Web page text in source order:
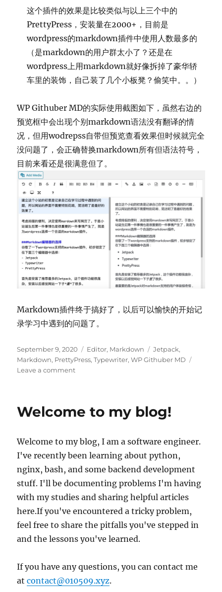
这个插件的效果是比较类似与以上三个中的
PrettyPress，安装量在2000+，目前是
wordpress的markdown插件中使用人数最多的
（是markdown的用户群太小了？还是在
wordpress上用markdown就好像拆掉了豪华轿
车里的装饰，自己装了几个小板凳？偷笑中。。）
WP Githuber MD的实际使用截图如下，虽然右边的
预览框中会出现个别markdown语法没有翻译的情
况，但用wodrepss自带但预览查看效果但时候就完全
没问题了，会正确替换markdown所有但语法符号，
目前来看还是很满意但了。
Markdown插件终于搞好了，以后可以愉快的开始记
录学习中遇到的问题了。
Posted
on
September 9, 2020 Categories
Editor, Markdown Tags
Jetpack,
Markdown, PrettyPress,Typewriter,WP Githuber MD
Leave a commenton
第
任
务，
何
高
效
制
作
简
明
网
页
Welcome to my blog!
Welcome to my blog, I am a software engineer.
I've recently been learning about python,
nginx, bash, and some backend development
stuff. I'll be documenting problems I'm having
with my studies and sharing helpful articles
here.If you've encountered a tricky problem,
feel free to share the pitfalls you've stepped in
and the lessons you've learned.
If you have any questions, you can contact me
atcontact@010509.xyz.